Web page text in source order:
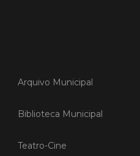
Arquivo Municipal
Biblioteca Municipal
Teatro-Cine